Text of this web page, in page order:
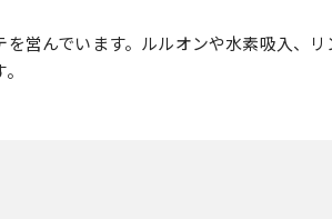
営んでいます。ルルオンや水素吸入、